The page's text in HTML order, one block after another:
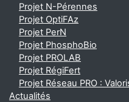
Projet N-Pérennes
Projet OptiFAz
Projet PerN
Projet PhosphoBio
Projet PROLAB
Projet RégiFert
Projet Réseau PRO :
Actualités